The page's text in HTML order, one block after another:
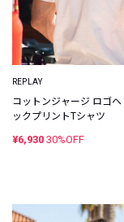
REPLAY
コットンジャージ ロゴ
ックプリントTシャツ
¥6,930 30%OFF